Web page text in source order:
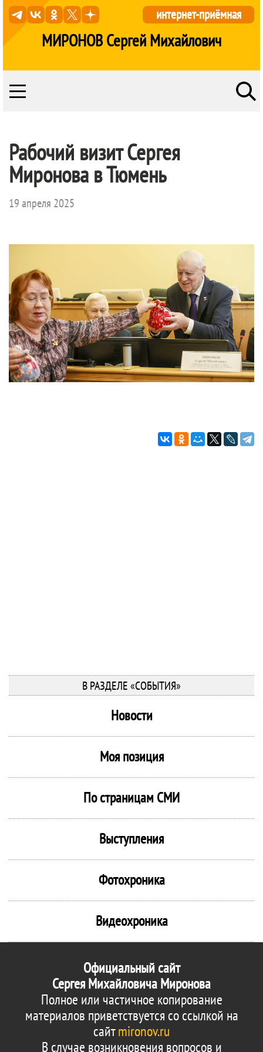
МИРОНОВ Сергей Михайлович
интернет-приёмная
Рабочий визит Сергея
Миронова в Тюмень
19 апреля 2025
В РАЗДЕЛЕ «СОБЫТИЯ»
Новости
Моя позиция
По страницам СМИ
Выступления
Фотохроника
Видеохроника
Официальный сайт
Сергея Михайловича Миронова
Полное или частичное копирование
материалов приветствуется со ссылкой на
сайтmironov.ru
В случае возникновения вопросов и